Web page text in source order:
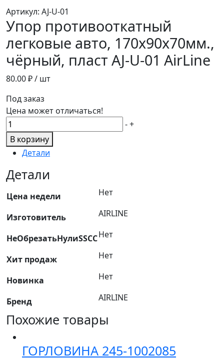
Артикул: AJ-U-01
Упор противооткатный
легковые авто, 170х90х70мм.,
чёрный, пласт AJ-U-01 AirLine
80.00₽ / шт
Под заказ
Цена может отличаться!
Количество
товара
Упор
противооткатный
легковые
авто,
170х90х70мм.,
пласт
U-
01
AirLine
-+
В корзину
Детали
Детали
Цена недели Нет
Изготовитель AIRLINE
НеОбрезатьНулиSSCCНет
Хит продаж Нет
Новинка Нет
Бренд AIRLINE
Похожие товары
ГОРЛОВИНА 245-1002085